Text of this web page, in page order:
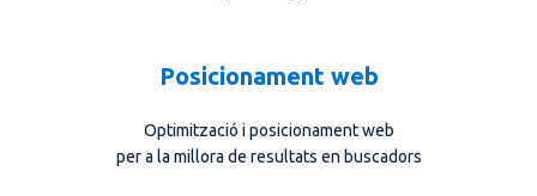
Posicionament web
Optimització i posicionament web
per a la millora de resultats en buscadors